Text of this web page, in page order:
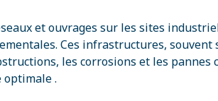
et ouvrages sur les sites
Ces infrastructures,
les corrosions et les
.